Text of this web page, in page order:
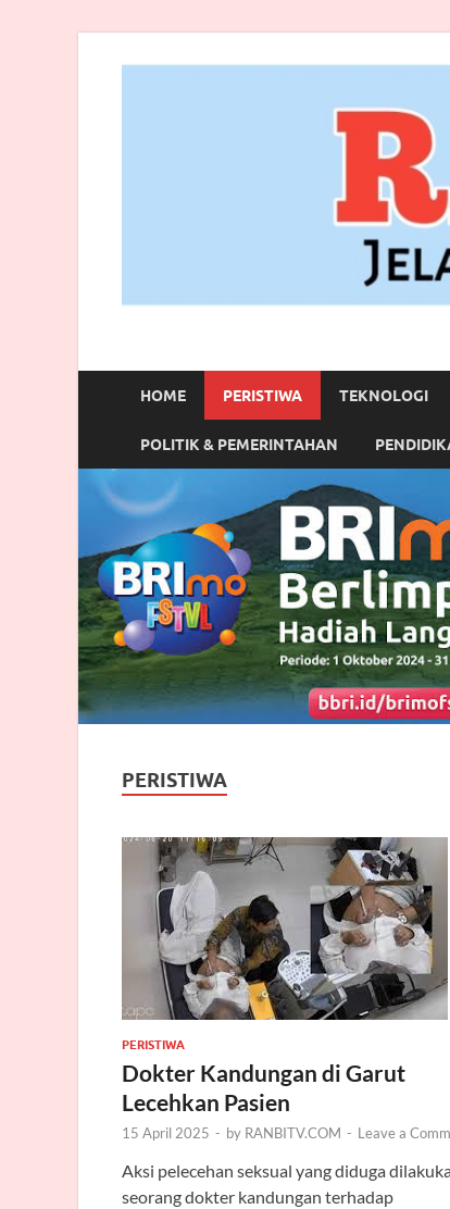
RANBITV.COM
HOME PERISTIWA TEKNOLOGI
POLITIK & PEMERINTAHAN
PERISTIWA
PERISTIWA
Dokter Kandungan di Garut
Lecehkan Pasien
15 April 2025 - by RANBITV.COM - Leave a
Aksi pelecehan seksual yang diduga
seorang dokter kandungan terhadap